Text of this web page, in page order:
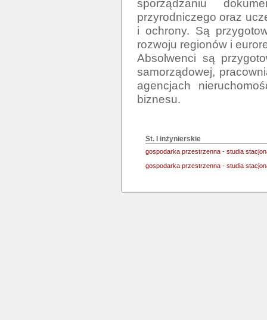
sporządzaniu
przyrodniczego oraz
i ochrony. Są
rozwoju regionów i
Absolwenci są
samorządowej,
agencjach
biznesu.
St. I inżynierskie
gospodarka przestrzenna - studia
gospodarka przestrzenna - studia